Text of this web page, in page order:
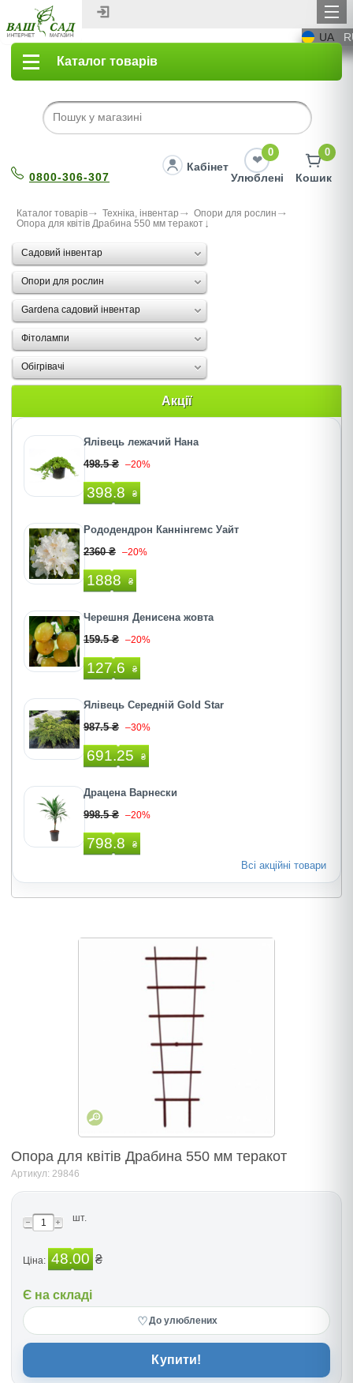
UA
Каталог товарів
0800-306-307
Кабінет
0
Улюблені
0
Кошик
Каталог товарів Техніка, інвентар
Опори для рослин
Опора для квітів Драбина 550 мм теракот
Садовий інвентар
Опори для рослин
Gardena садовий інвентар
Фітолампи
Oбігрівачі
Акції
Ялівець лежачий Нана
498.5 ₴ –20%
398.8 ₴
Рододендрон Каннінгемс Уайт
2360 ₴ –20%
1888 ₴
Черешня Денисена жовта
159.5 ₴ –20%
127.6 ₴
Ялівець Середній Gold Star
987.5 ₴ –30%
691.25 ₴
Драцена Варнески
998.5 ₴ –20%
798.8 ₴
Всі акційні товари
Опора для квітів Драбина 550 мм теракот
Артикул: 29846
шт.
Ціна: 48.00 ₴
Є на складі
♡До улюблених
Купити!